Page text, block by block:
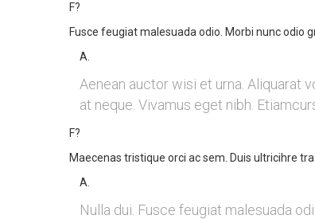
F?
Fusce feugiat malesuada odio. Morbi nunc odio
A.
Aenean auctor wisi et urna. Aliquarat
at neque. Vivamus eget nibh.
F?
Maecenas tristique orci ac sem. Duis ultricihre
A.
Nulla dui. Fusce feugiat malesuada